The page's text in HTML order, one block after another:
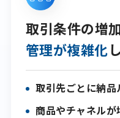
取引条件の増
管理が複雑化
取引先ごとに納品
商品やチャネル